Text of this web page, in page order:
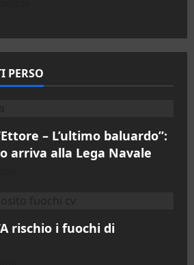
PERSO
– L’ultimo baluardo”:
arriva alla Lega Navale
rischio i fuochi di